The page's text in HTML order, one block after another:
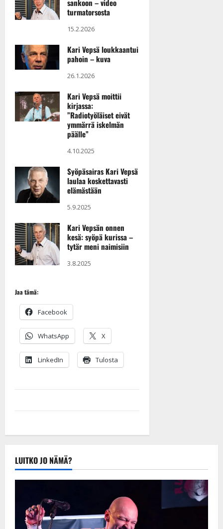
sankoon – video
turmatorsosta
15.2.2026
Kari Vepsä loukkaantui
pahoin – kuva
26.1.2026
Kari Vepsä moittii
kirjassa:
”Radiotyöläiset eivät
ymmärrä iskelmän
päälle”
4.10.2025
Syöpäsairas Kari Vepsä
laulaa koskettavasti
elämästään
5.9.2025
Kari Vepsän onnen
kesä: syöpä kurissa –
tytär meni naimisiin
3.8.2025
Jaa tämä:
Facebook
WhatsApp X
LinkedIn Tulosta
LUITKO JO NÄMÄ?